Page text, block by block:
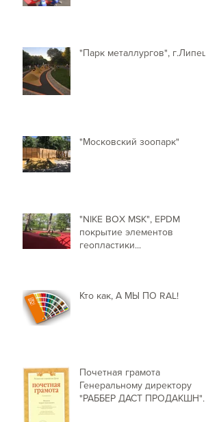
"Парк металлургов", г.Липецк
"Московский зоопарк"
"NIKE BOX MSK", EPDM
покрытие элементов
геопластики...
Кто как, А МЫ ПО RAL!
Почетная грамота
Генеральному директору
"РАББЕР ДАСТ ПРОДАКШН"